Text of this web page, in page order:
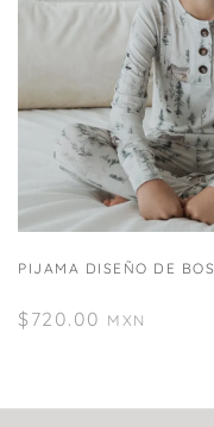
PIJAMA DISEÑO DE
$ 720.00 MXN